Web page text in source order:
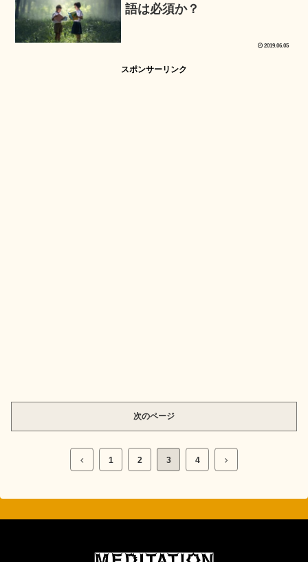
語は必須か？
2019.06.05
スポンサーリンク
次のページ
1 2 3 4